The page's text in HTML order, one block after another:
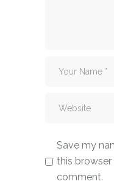
Save my
this browser
comment.